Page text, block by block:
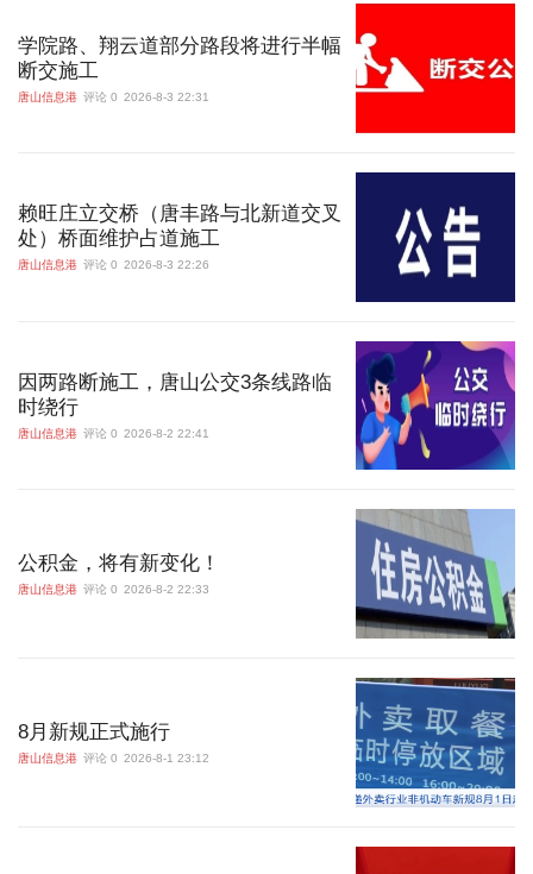
学院路、翔云道部分路段将进行半幅
断交施工
唐山信息港 评论 0 2026-8-3 22:31
赖旺庄立交桥（唐丰路与北新道交叉
处）桥面维护占道施工
唐山信息港 评论 0 2026-8-3 22:26
因两路断施工，唐山公交3条线路临
时绕行
唐山信息港 评论 0 2026-8-2 22:41
公积金，将有新变化！
唐山信息港 评论 0 2026-8-2 22:33
8月新规正式施行
唐山信息港 评论 0 2026-8-1 23:12